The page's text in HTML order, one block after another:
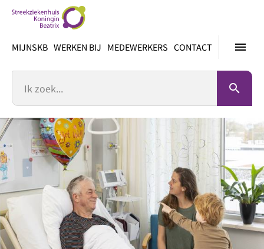
inhoud
menu
MIJNSKB WERKEN BIJ MEDEWERKERS CONTACT
search